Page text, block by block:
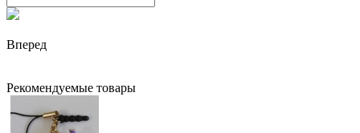
Вперед
Рекомендуемые товары